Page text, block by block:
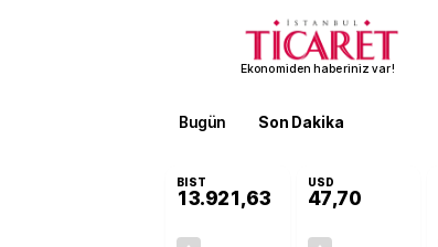
Ekonomiden haberiniz var!
Bugün Son Dakika
BIST
13.921,63
USD
47,70